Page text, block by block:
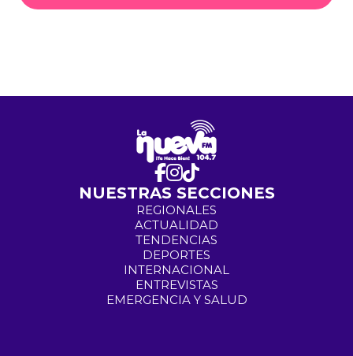
NUESTRAS SECCIONES
REGIONALES
ACTUALIDAD
TENDENCIAS
DEPORTES
INTERNACIONAL
ENTREVISTAS
EMERGENCIA Y SALUD